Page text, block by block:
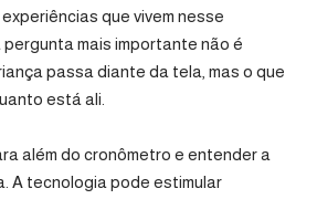
que vivem nesse
pergunta mais importante não é
passa diante da tela, mas o que
está ali.
além do cronômetro e entender a
A tecnologia pode estimular